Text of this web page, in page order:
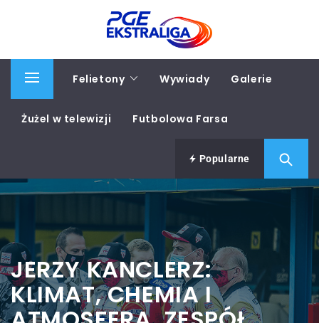
Primary
Start Felietony Wywiady Galerie
Żużel w telewizji Futbolowa Farsa
Popularne
JERZY KANCLERZ:
KLIMAT, CHEMIA I